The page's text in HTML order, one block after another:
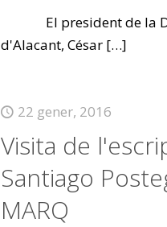
El president de la
d'Alacant, César[…]
22 gener, 2016
Visita de
Santiago
MARQ